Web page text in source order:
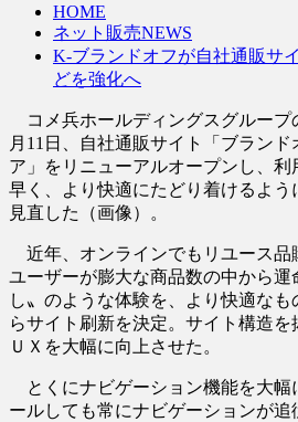
HOME
ネット販売NEWS
K-ブランドオフが自社通販サ
どを強化へ
コメ兵ホールディングスグループ
月11日、自社通販サイト「ブラン
ア」をリニューアルオープンし、利
早く、より快適にたどり着けるよう
見直した（画像）。
近年、オンラインでもリユース品
ユーザーが膨大な商品数の中から
し〟のような体験を、より快適な
らサイト刷新を決定。サイト構造を
ＵＸを大幅に向上させた。
とくにナビゲーション機能を大幅
ールしても常にナビゲーションが追